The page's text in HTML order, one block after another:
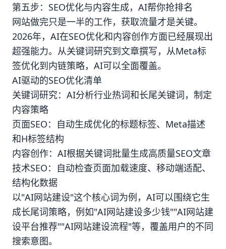
第五步：SEO优化与内容生成，AI帮你抢排名
网站做完只是一半的工作，获取流量才是关键。
2026年，AI在SEO优化和内容创作方面已经展现出
超强能力。从关键词研究到文章撰写，从Meta标
签优化到内链策略，AI可以全面覆盖。
AI驱动的SEO优化清单
关键词研究：AI分析行业热词和长尾关键词，制定
内容策略
页面SEO：自动生成优化的标题标签、Meta描述
和H标签结构
内容创作：AI根据关键词批量生成高质量SEO文章
技术SEO：自动检查页面加载速度、移动端适配、
结构化数据
以"AI网站建设"这个核心词为例，AI可以围绕它生
成长尾词策略，例如"AI网站建设多少钱""AI网站建
设平台推荐""AI网站建设流程"等，覆盖用户的不同
搜索意图。